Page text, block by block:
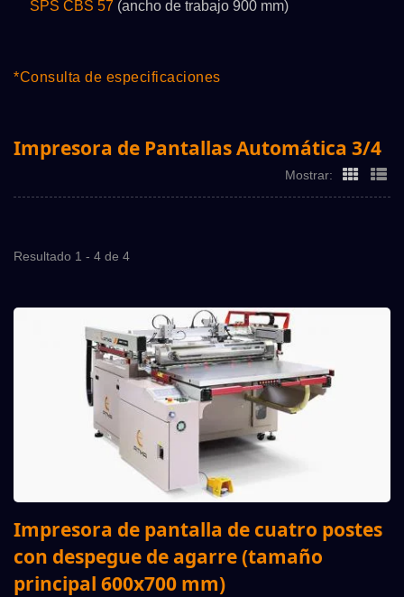
SPS CBS 57 (ancho de trabajo 900 mm)
*Consulta de especificaciones
Impresora de Pantallas Automática 3/4
Mostrar:
Resultado 1 - 4 de 4
Impresora de pantalla de cuatro postes
con despegue de agarre (tamaño
principal 600x700 mm)